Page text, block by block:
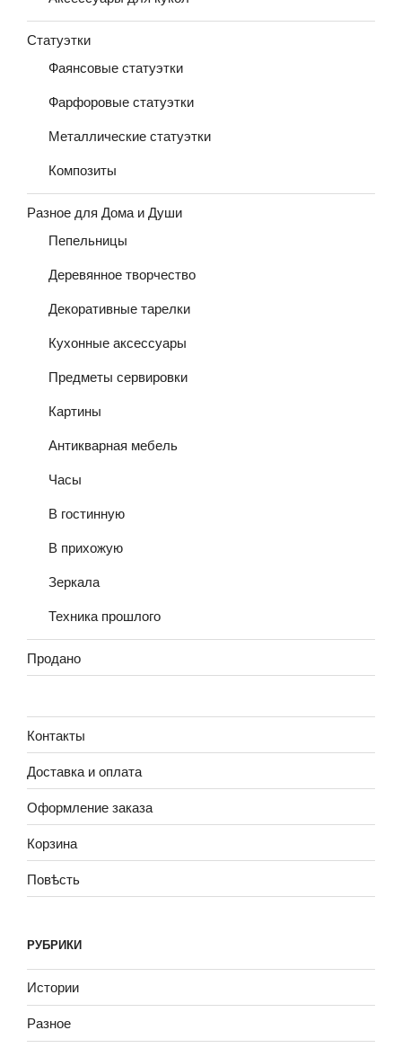
Статуэтки
Фаянсовые статуэтки
Фарфоровые статуэтки
Металлические статуэтки
Композиты
Разное для Дома и Души
Пепельницы
Деревянное творчество
Декоративные тарелки
Кухонные аксессуары
Предметы сервировки
Картины
Антикварная мебель
Часы
В гостинную
В прихожую
Зеркала
Техника прошлого
Продано
Контакты
Доставка и оплата
Оформление заказа
Корзина
Повѣсть
РУБРИКИ
Истории
Разное